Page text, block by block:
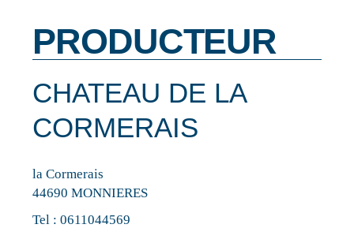
PRODUCTEUR
CHATEAU DE LA
CORMERAIS
la Cormerais
44690 MONNIERES
Tel :0611044569